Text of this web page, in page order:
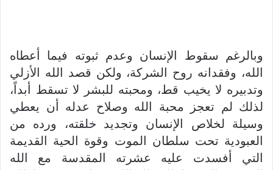
وبالرغم سقوط الإنسان وعدم ثبوته فيما أعطاه
الله، وفقدانه روح الشركة، ولكن قصد الله الأزلي
وتدبيره لا يخيب قط، ومحبته للبشر لا تسقط أبداً،
لذلك لم تعجز محبة الله وصلاح عدله أن يعطي
وسيلة لخلاص الإنسان وتجديد خلقته، ورده من
العبودية تحت سلطان الموت وقوة الحية القديمة
التي أفسدت عليه عشرته المقدسة مع الله